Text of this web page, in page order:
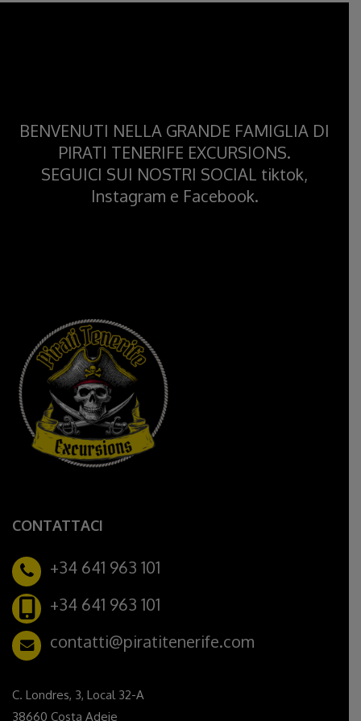
BENVENUTI NELLA GRANDE FAMIGLIA DI
PIRATI TENERIFE EXCURSIONS.
SEGUICI SUI NOSTRI SOCIAL tiktok,
Instagram e Facebook.
CONTATTACI
+34 641 963 101
+34 641 963 101
contatti@piratitenerife.com
C. Londres, 3, Local 32-A
38660 Costa Adeje